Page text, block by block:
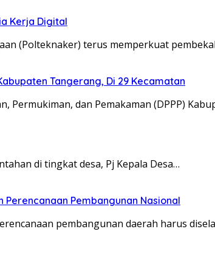
Kerja Digital
(Polteknaker) terus memperkuat
Tangerang, Di 29 Kecamatan
dan Pemakaman (DPPP)
di tingkat desa, Pj Kepala Desa…
Pembangunan Nasional
pembangunan daerah harus